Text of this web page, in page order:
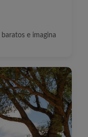
e imagina